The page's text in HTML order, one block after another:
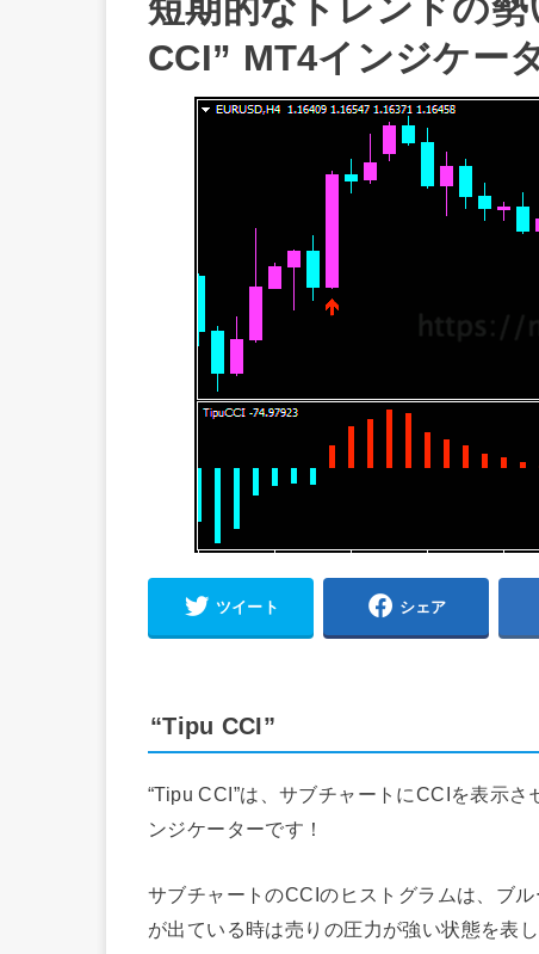
短期的なトレンドの
CCI” MT4インジケー
ツイート シェア
“Tipu CCI”
“Tipu CCI”は、サブチャートにCCIを表示
ンジケーターです！
サブチャートのCCIのヒストグラムは、ブ
が出ている時は売りの圧力が強い状態を表し